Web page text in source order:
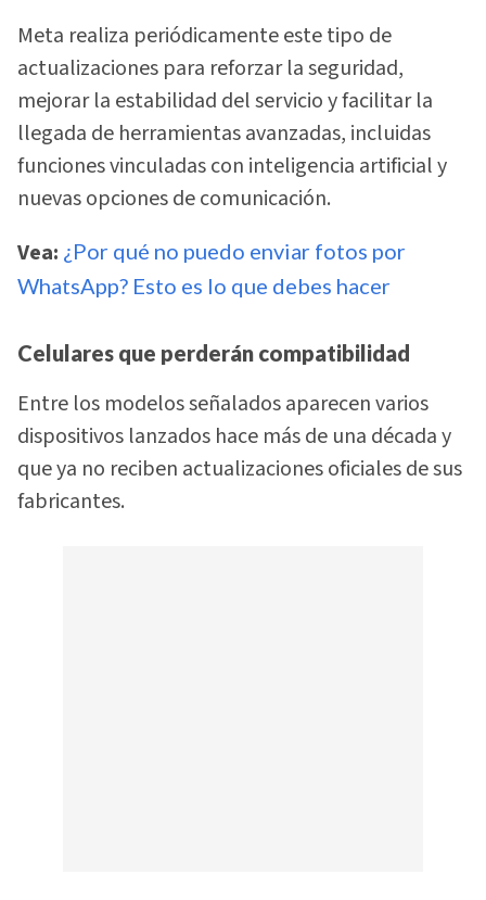
Meta realiza periódicamente este tipo de
actualizaciones para reforzar la seguridad,
mejorar la estabilidad del servicio y facilitar la
llegada de herramientas avanzadas, incluidas
funciones vinculadas con inteligencia artificial y
nuevas opciones de comunicación.
Vea: ¿Por qué no puedo enviar fotos por
WhatsApp? Esto es lo que debes hacer
Celulares que perderán compatibilidad
Entre los modelos señalados aparecen varios
dispositivos lanzados hace más de una década y
que ya no reciben actualizaciones oficiales de sus
fabricantes.